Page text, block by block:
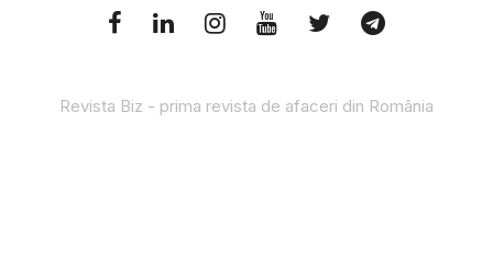
Revista Biz - prima revista de afaceri din România